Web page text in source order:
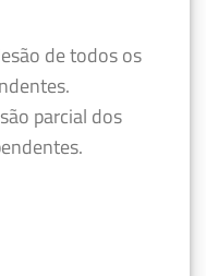
de todos os
parcial dos